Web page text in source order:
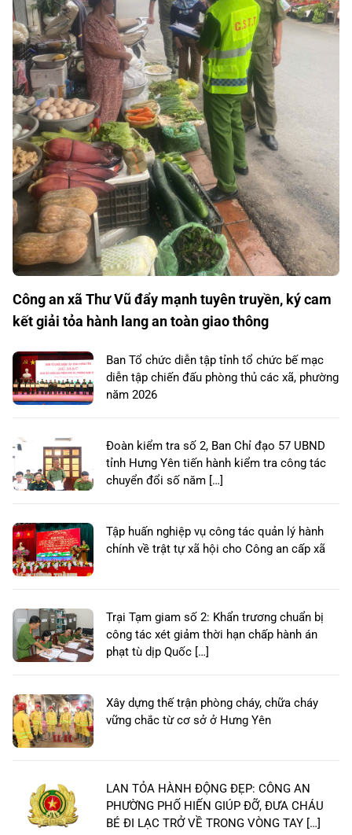
Công an xã Thư Vũ đẩy mạnh tuyên truyền, ký cam
kết giải tỏa hành lang an toàn giao thông
Ban Tổ chức diễn tập tỉnh tổ chức bế mạc
diễn tập chiến đấu phòng thủ các xã, phường
năm 2026
Đoàn kiểm tra số 2, Ban Chỉ đạo 57 UBND
tỉnh Hưng Yên tiến hành kiểm tra công tác
chuyển đổi số năm […]
Tập huấn nghiệp vụ công tác quản lý hành
chính về trật tự xã hội cho Công an cấp xã
Trại Tạm giam số 2: Khẩn trương chuẩn bị
công tác xét giảm thời hạn chấp hành án
phạt tù dịp Quốc […]
Xây dựng thế trận phòng cháy, chữa cháy
vững chắc từ cơ sở ở Hưng Yên
LAN TỎA HÀNH ĐỘNG ĐẸP: CÔNG AN
PHƯỜNG PHỐ HIẾN GIÚP ĐỠ, ĐƯA CHÁU
BÉ ĐI LẠC TRỞ VỀ TRONG VÒNG TAY […]